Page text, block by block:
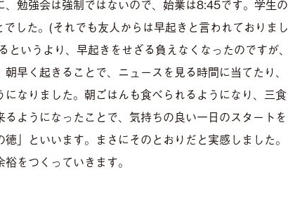
勉強会は強制ではないので、始業は8:45です。学生の
した。(それでも友人からは早起きと言われておりまし
というより、早起きをせざる負えなくなったのですが、
早く起きることで、ニュースを見る時間に当てたり、
なりました。朝ごはんも食べられるようになり、三食
ようになったことで、気持ちの良い一日のスタートを
徳」といいます。まさにそのとおりだと実感しました。
をつくっていきます。